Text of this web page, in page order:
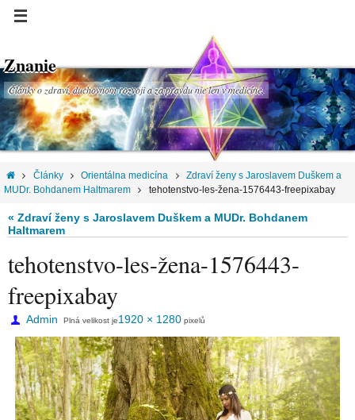
Znanie
Články o zdraví, duchovnom rozvoji a za pravdu nie len v medicíne.
Články Orientálna medicína
Zdraví ženy s Jaroslavem Duškem a
MUDr. Bohdanem Haltmarem
tehotenstvo-les-žena-1576443-freepixabay
« Zdraví ženy s Jaroslavem Duškem a MUDr. Bohdanem
Haltmarem
tehotenstvo-les-žena-1576443-
freepixabay
Admin Plná velikost je1920 × 1280 pixelů